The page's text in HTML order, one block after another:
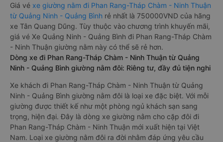
Giá vé xe giường nằm đi Phan Rang-Tháp Chàm - Ninh Thuận
từ Quảng Ninh - Quảng Bình rẻ nhất là 750000VND của hãng
xe Tân Quang Dũng. Tùy thuộc vào chương trình khuyến mãi,
giá vé Xe Quảng Ninh - Quảng Bình đi Phan Rang-Tháp Chàm
- Ninh Thuận giường nằm này có thể sẽ rẻ hơn.
Dòng xe đi Phan Rang-Tháp Chàm - Ninh Thuận từ Quảng
Ninh - Quảng Bình giường nằm đôi: Riêng tư, đầy đủ tiện nghi
Xe khách đi Phan Rang-Tháp Chàm - Ninh Thuận từ Quảng
Ninh - Quảng Bình giường nằm đôi là loại xe đặc biệt. Với mỗi
giường được thiết kế như một phòng ngủ khách sạn sang
trọng, hiện đại. Đây là dòng xe giường nằm cho cặp đôi đi
Phan Rang-Tháp Chàm - Ninh Thuận mới xuất hiện tại Việt
Nam. Loại xe giường nằm đôi ra đời nhằm đáp ứng yêu cầu